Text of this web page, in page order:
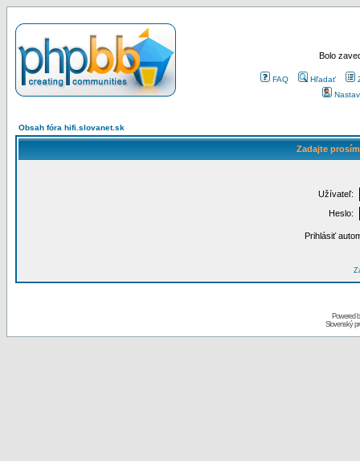
Bolo
FAQ Hľadať
Obsah fóra hifi.slovanet.sk
Zadajte
Užívateľ:
Heslo:
Prihlásiť
Powered
Slovenský